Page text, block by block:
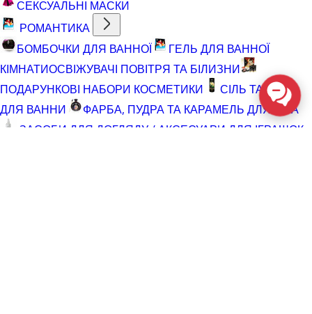
СЕКСУАЛЬНІ МАСКИ
РОМАНТИКА
БОМБОЧКИ ДЛЯ ВАННОЇ
ГЕЛЬ ДЛЯ ВАННОЇ
КІМНАТИОСВІЖУВАЧІ ПОВІТРЯ ТА БІЛИЗНИ
ПОДАРУНКОВІ НАБОРИ КОСМЕТИКИ
СІЛЬ ТА ПІНА
ДЛЯ ВАННИ
ФАРБА, ПУДРА ТА КАРАМЕЛЬ ДЛЯ ТІЛА
ЗАСОБИ ДЛЯ ДОГЛЯДУ / АКСЕСУАРИ ДЛЯ ІГРАШОК